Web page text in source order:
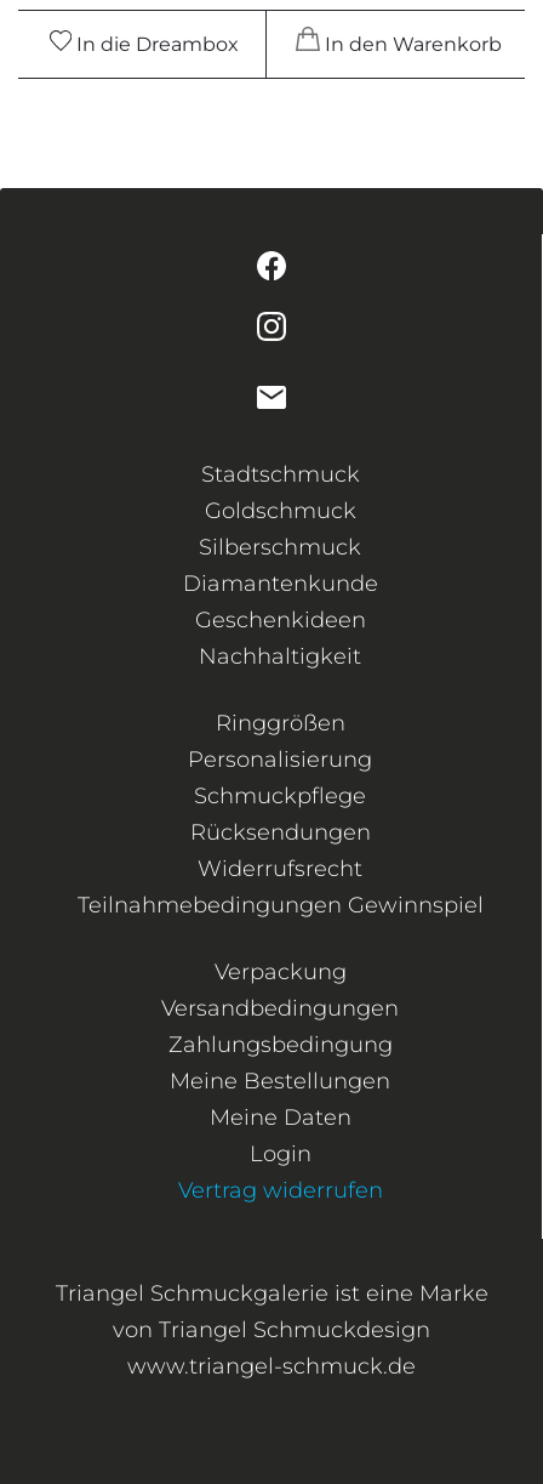
In die Dreambox In den Warenkorb
Stadtschmuck
Goldschmuck
Silberschmuck
Diamantenkunde
Geschenkideen
Nachhaltigkeit
Ringgrößen
Personalisierung
Schmuckpflege
Rücksendungen
Widerrufsrecht
Teilnahmebedingungen Gewinnspiel
Verpackung
Versandbedingungen
Zahlungsbedingung
Meine Bestellungen
Meine Daten
Login
Vertrag widerrufen
Triangel Schmuckgalerie ist eine Marke
von Triangel Schmuckdesign
www.triangel-schmuck.de